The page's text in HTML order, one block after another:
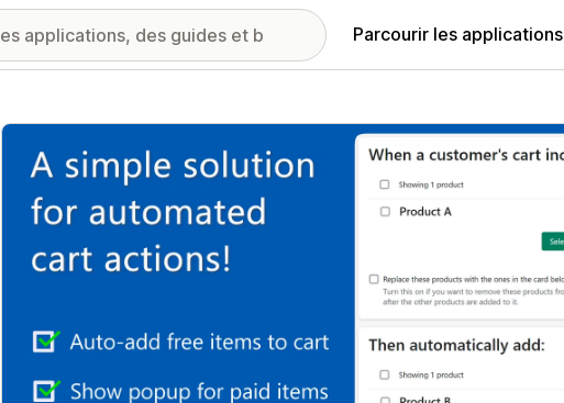
Parcourir les applications
Galerie d’images vedette